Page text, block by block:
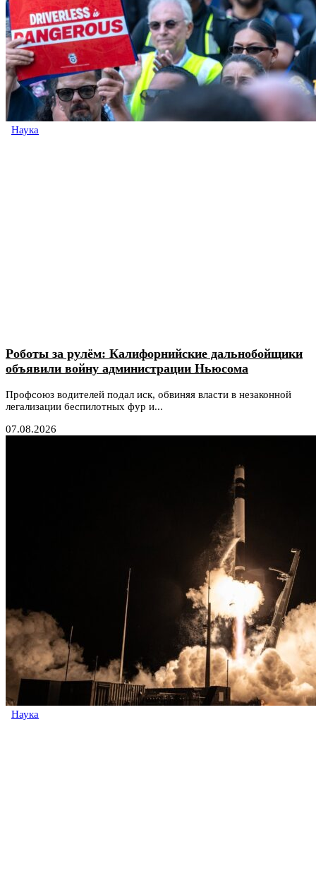
Наука
Роботы за рулём: Калифорнийские дальнобойщики
объявили войну администрации Ньюсома
Профсоюз водителей подал иск, обвиняя власти в незаконной
легализации беспилотных фур и...
07.08.2026
Наука